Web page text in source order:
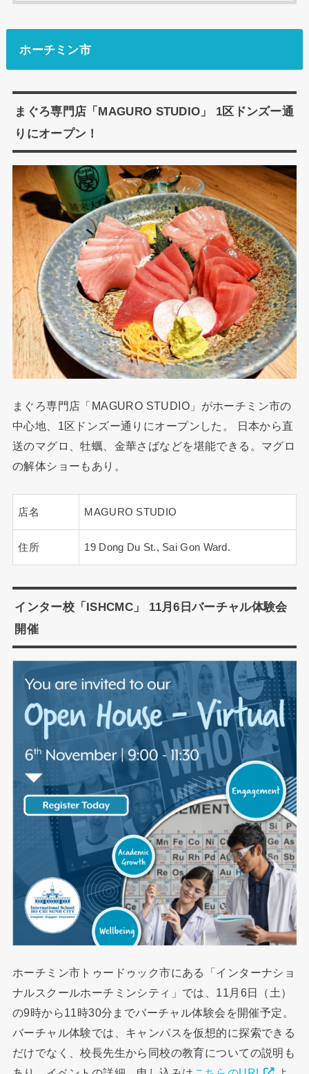
ホーチミン市
まぐろ専門店「MAGURO STUDIO」 1区ドンズー通
りにオープン！
まぐろ専門店「MAGURO STUDIO」がホーチミン市の
中心地
1区ドンズー通りにオープンした。 日本から直
送のマグロ
、牡蠣
金華さばなどを堪能できる。マグロ
の解体ショーもあり。
店名 MAGURO STUDIO
住所 19 Dong Du St., Sai Gon Ward.
インター校「ISHCMC」 11月6日バーチャル体験会
開催
ホーチミン市トゥードゥック市にある「インターナショ
ナルスクールホーチミンシティ」では、11月6日（土）
の9時から11時30分までバーチャル体験会を開催予定。
バーチャル体験では、キャンパスを仮想的に探索できる
だけでなく、校長先生から同校の教育についての説明も